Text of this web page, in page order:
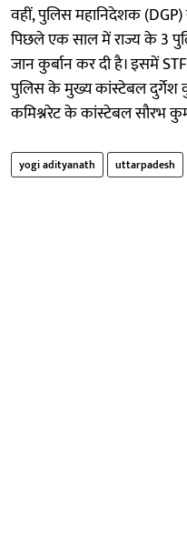
वहीं, पुलिस महानिदेशक
पिछले एक साल में राज्य के 3
जान कुर्बान कर दी है। इसमें
पुलिस के मुख्य कांस्टेबल दुर्गेश
कमिश्नरेट के कांस्टेबल सौरभ
yogi adityanath uttarpadesh